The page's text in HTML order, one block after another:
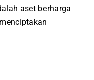
aset berharga